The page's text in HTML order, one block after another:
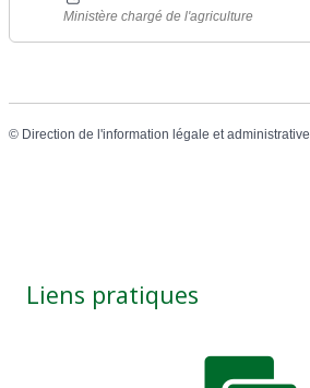
Ministère chargé de l'agriculture
© Direction de l'information légale et administrative
Liens pratiques